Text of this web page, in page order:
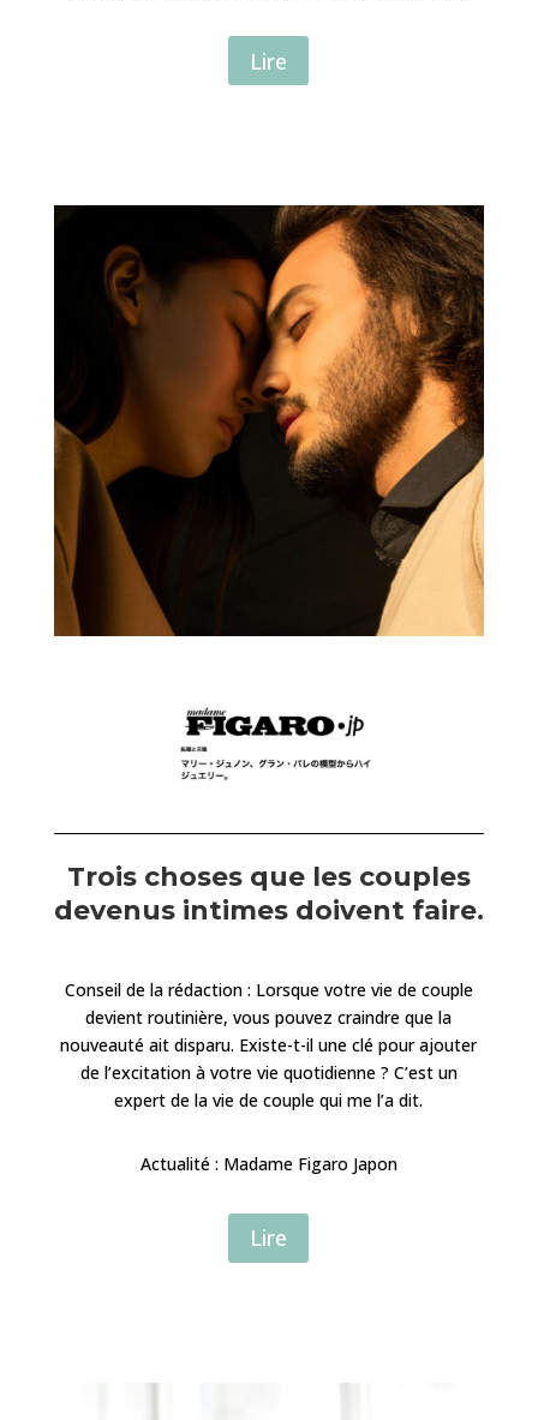
Lire
Trois choses que les couples
devenus intimes doivent faire.
Conseil de la rédaction : Lorsque votre vie de couple
devient routinière, vous pouvez craindre que la
nouveauté ait disparu. Existe-t-il une clé pour ajouter
de l’excitation à votre vie quotidienne ? C’est un
expert de la vie de couple qui me l’a dit.
Actualité : Madame Figaro Japon
Lire